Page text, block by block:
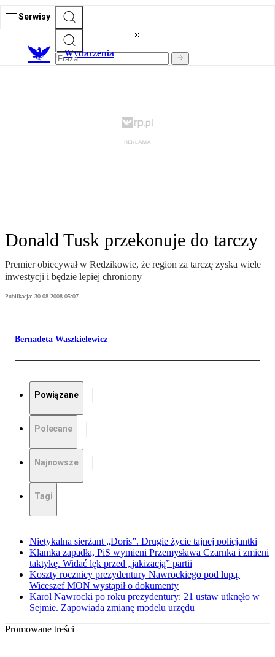
Serwisy
Wydarzenia
Donald Tusk przekonuje do tarczy
Premier obiecywał w Redzikowie, że region za tarczę zyska wiele
inwestycji i będzie lepiej chroniony
Publikacja: 30.08.2008 05:07
Bernadeta Waszkielewicz
Powiązane
Polecane
Najnowsze
Tagi
Nietykalna sierżant „Doris”. Drugie życie tajnej policjantki
Klamka zapadła, PiS wymieni Przemysława Czarnka i zmieni
taktykę. Widać lęk przed „jakizacją” partii
Koszty rocznicy prezydentury Nawrockiego pod lupą.
Wiceszef MON wystąpił o dokumenty
Karol Nawrocki po roku prezydentury: 21 ustaw utknęło w
Sejmie. Zapowiada zmianę modelu urzędu
Promowane treści